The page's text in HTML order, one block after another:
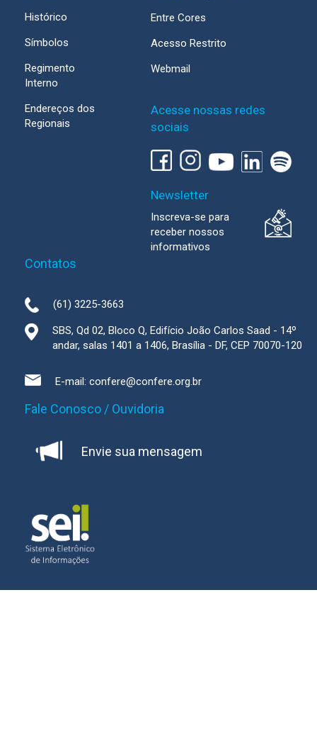
Histórico
Símbolos
Regimento
Interno
Endereços dos
Regionais
Entre Cores
Acesso Restrito
Webmail
Acesse nossas redes
sociais
Newsletter
Inscreva-se para
receber nossos
informativos
Contatos
(61) 3225-3663
SBS, Qd 02, Bloco Q, Edifício João Carlos Saad - 14º
andar, salas 1401 a 1406, Brasília - DF, CEP 70070-120
E-mail: confere@confere.org.br
Fale Conosco / Ouvidoria
Envie sua mensagem